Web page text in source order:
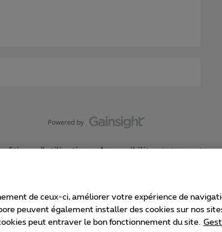
d'utilisation Accessibility statement
de ceux-ci, améliorer votre expérience de
peuvent également installer des cookies sur nos
peut entraver le bon fonctionnement du site.